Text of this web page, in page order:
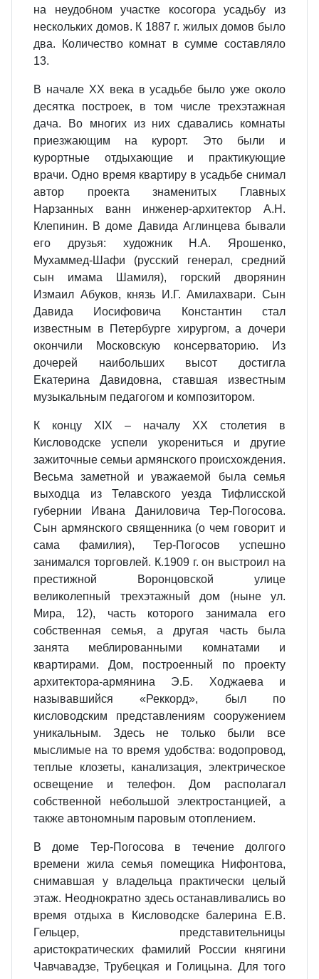
на неудобном участке косогора усадьбу из
нескольких домов. К 1887 г. жилых домов было
два. Количество комнат в сумме составляло
13.
В начале ХХ века в усадьбе было уже около
десятка построек, в том числе трехэтажная
дача. Во многих из них сдавались комнаты
приезжающим на курорт. Это были и
курортные отдыхающие и практикующие
врачи. Одно время квартиру в усадьбе снимал
автор проекта знаменитых Главных
Нарзанных ванн инженер-архитектор А.Н.
Клепинин. В доме Давида Аглинцева бывали
его друзья: художник Н.А. Ярошенко,
Мухаммед-Шафи (русский генерал, средний
сын имама Шамиля), горский дворянин
Измаил Абуков, князь И.Г. Амилахвари. Сын
Давида Иосифовича Константин стал
известным в Петербурге хирургом, а дочери
окончили Московскую консерваторию. Из
дочерей наибольших высот достигла
Екатерина Давидовна, ставшая известным
музыкальным педагогом и композитором.
К концу XIX – началу ХХ столетия в
Кисловодске успели укорениться и другие
зажиточные семьи армянского происхождения.
Весьма заметной и уважаемой была семья
выходца из Телавского уезда Тифлисской
губернии Ивана Даниловича Тер-Погосова.
Сын армянского священника (о чем говорит и
сама фамилия), Тер-Погосов успешно
занимался торговлей. К.1909 г. он выстроил на
престижной Воронцовской улице
великолепный трехэтажный дом (ныне ул.
Мира, 12), часть которого занимала его
собственная семья, а другая часть была
занята меблированными комнатами и
квартирами. Дом, построенный по проекту
архитектора-армянина Э.Б. Ходжаева и
называвшийся «Реккорд», был по
кисловодским представлениям сооружением
уникальным. Здесь не только были все
мыслимые на то время удобства: водопровод,
теплые клозеты, канализация, электрическое
освещение и телефон. Дом располагал
собственной небольшой электростанцией, а
также автономным паровым отоплением.
В доме Тер-Погосова в течение долгого
времени жила семья помещика Нифонтова,
снимавшая у владельца практически целый
этаж. Неоднократно здесь останавливались во
время отдыха в Кисловодске балерина Е.В.
Гельцер, представительницы
аристократических фамилий России княгини
Чавчавадзе, Трубецкая и Голицына. Для того